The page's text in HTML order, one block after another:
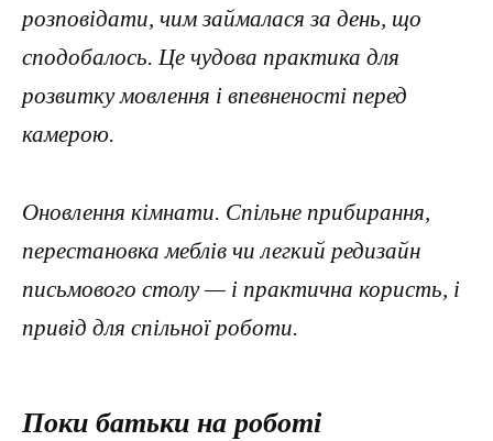
розповідати, чим займалася за день, що
сподобалось. Це чудова практика для
розвитку мовлення і впевненості перед
камерою.
Оновлення кімнати. Спільне прибирання,
перестановка меблів чи легкий редизайн
письмового столу — і практична користь, і
привід для спільної роботи.
Поки батьки на роботі